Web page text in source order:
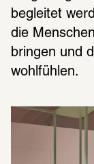
begleitet
die
bringen und
wohlfühlen.